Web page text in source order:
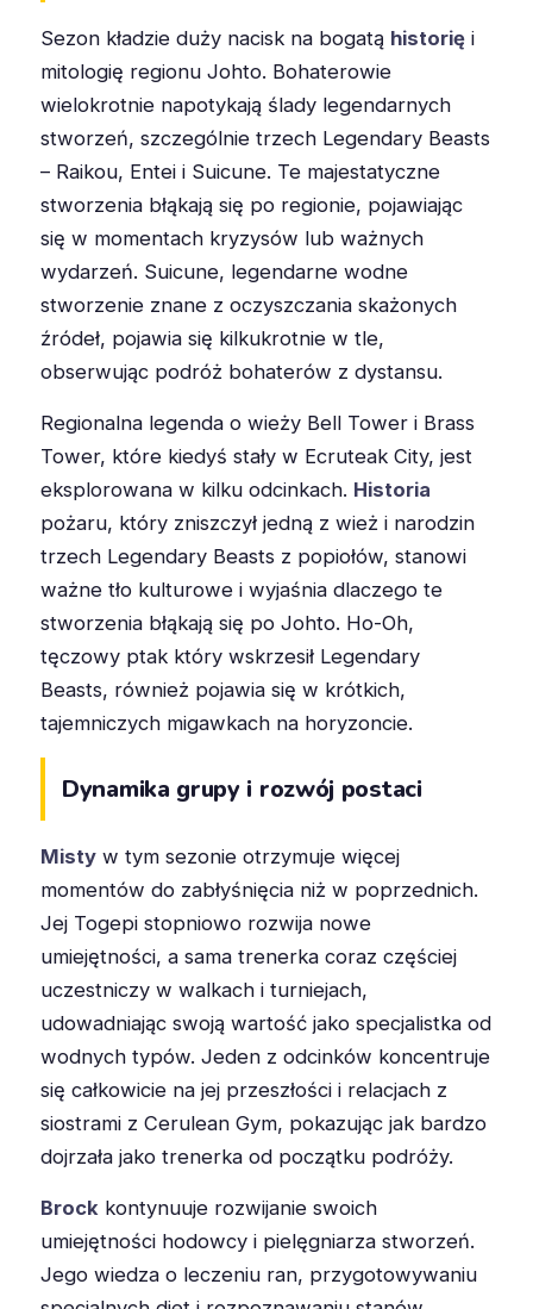
Sezon kładzie duży nacisk na bogatą historię i
mitologię regionu Johto. Bohaterowie
wielokrotnie napotykają ślady legendarnych
stworzeń, szczególnie trzech Legendary Beasts
– Raikou, Entei i Suicune. Te majestatyczne
stworzenia błąkają się po regionie, pojawiając
się w momentach kryzysów lub ważnych
wydarzeń. Suicune, legendarne wodne
stworzenie znane z oczyszczania skażonych
źródeł, pojawia się kilkukrotnie w tle,
obserwując podróż bohaterów z dystansu.
Regionalna legenda o wieży Bell Tower i Brass
Tower, które kiedyś stały w Ecruteak City, jest
eksplorowana w kilku odcinkach. Historia
pożaru, który zniszczył jedną z wież i narodzin
trzech Legendary Beasts z popiołów, stanowi
ważne tło kulturowe i wyjaśnia dlaczego te
stworzenia błąkają się po Johto. Ho-Oh,
tęczowy ptak który wskrzesił Legendary
Beasts, również pojawia się w krótkich,
tajemniczych migawkach na horyzoncie.
Dynamika grupy i rozwój postaci
Misty w tym sezonie otrzymuje więcej
momentów do zabłyśnięcia niż w poprzednich.
Jej Togepi stopniowo rozwija nowe
umiejętności, a sama trenerka coraz częściej
uczestniczy w walkach i turniejach,
udowadniając swoją wartość jako specjalistka od
wodnych typów. Jeden z odcinków koncentruje
się całkowicie na jej przeszłości i relacjach z
siostrami z Cerulean Gym, pokazując jak bardzo
dojrzała jako trenerka od początku podróży.
Brock kontynuuje rozwijanie swoich
umiejętności hodowcy i pielęgniarza stworzeń.
Jego wiedza o leczeniu ran, przygotowywaniu